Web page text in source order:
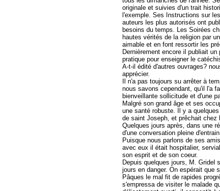
originale et suivies d'un trait
l'exemple. Ses Instructions sur
auteurs les plus autorisés ont
besoins du temps. Les Soirées
hautes vérités de la religion par
aimable et en font ressortir les
Dernièrement encore il publiait
pratique pour enseigner le
A-t-il édité d'autres ouvrages?
apprécier.
Il n'a pas toujours su arrêter à
nous savons cependant, qu'il l'a
bienveillante sollicitude et d'une
Malgré son grand âge et ses
une santé robuste. Il y a
de saint Joseph, et prêchait chez
Quelques jours après, dans une
d'une conversation pleine
Puisque nous parlons de ses
avec eux il était hospitalier,
son esprit et de son coeur.
Depuis quelques jours, M. Gridel
jours en danger. On espérait que
Pâques le mal fit de rapides
s'empressa de visiter le malade